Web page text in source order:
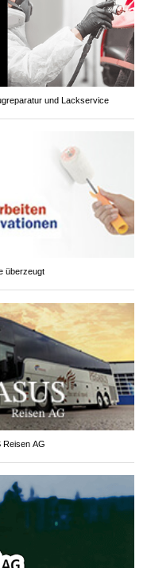
und Lackservice
überzeugt
Reisen AG